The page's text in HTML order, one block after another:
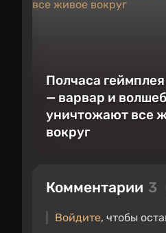
Полчаса
— варвар и
уничтожают все
вокруг
Комментарии 3
Войдите, чтобы